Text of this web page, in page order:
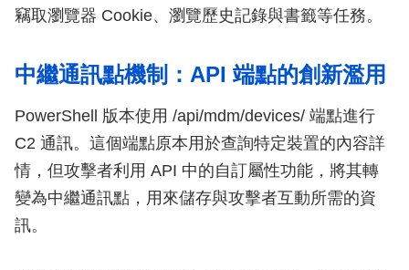
竊取瀏覽器 Cookie、瀏覽歷史記錄與書籤等任務。
中繼通訊點機制：API 端點的創新濫用
PowerShell 版本使用 /api/mdm/devices/ 端點進行
C2 通訊。這個端點原本用於查詢特定裝置的內容詳
情，但攻擊者利用 API 中的自訂屬性功能，將其轉
變為中繼通訊點，用來儲存與攻擊者互動所需的資
訊。